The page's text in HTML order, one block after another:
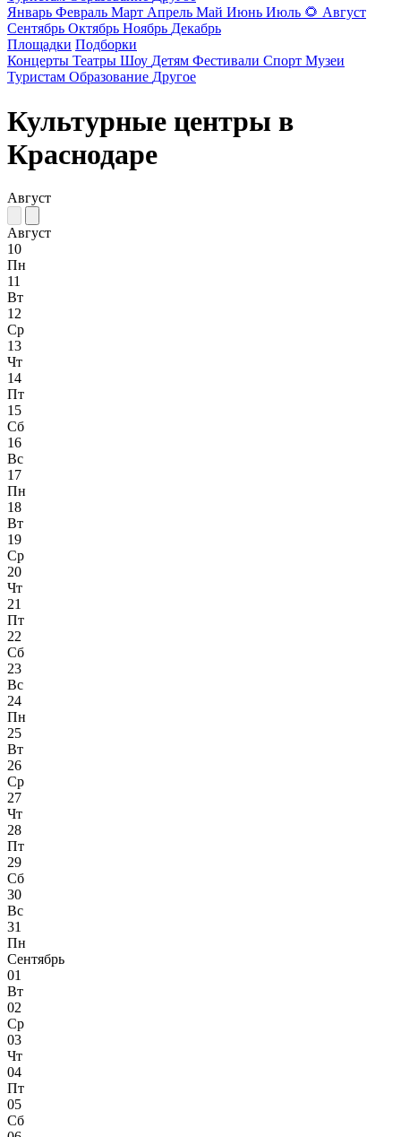
Январь Февраль Март Апрель Май Июнь Июль 🌻 Август
Сентябрь Октябрь Ноябрь Декабрь
Площадки Подборки
Концерты Театры Шоу Детям Фестивали Спорт Музеи
Туристам Образование Другое
Культурные центры в
Краснодаре
Август
Август
10
Пн
11
Вт
12
Ср
13
Чт
14
Пт
15
Сб
16
Вс
17
Пн
18
Вт
19
Ср
20
Чт
21
Пт
22
Сб
23
Вс
24
Пн
25
Вт
26
Ср
27
Чт
28
Пт
29
Сб
30
Вс
31
Пн
Сентябрь
01
Вт
02
Ср
03
Чт
04
Пт
05
Сб